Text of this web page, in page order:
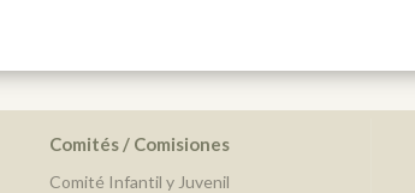
Comités / Comisiones
Comité Infantil y Juvenil